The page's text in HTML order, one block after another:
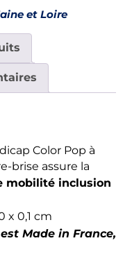
et Loire
Color Pop à
brise assure la
mobilité inclusion
x 0,1 cm
Made in France,